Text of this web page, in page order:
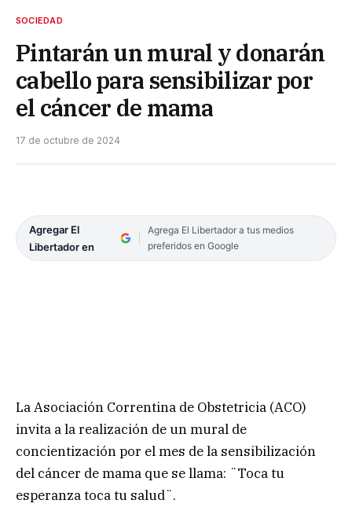
SOCIEDAD
Pintarán un mural y donarán
cabello para sensibilizar por
el cáncer de mama
17 de octubre de 2024
Agregar El
Libertador en
Agrega El Libertador a tus medios
preferidos en Google
La Asociación Correntina de Obstetricia (ACO)
invita a la realización de un mural de
concientización por el mes de la sensibilización
del cáncer de mama que se llama: ¨Toca tu
esperanza toca tu salud¨.